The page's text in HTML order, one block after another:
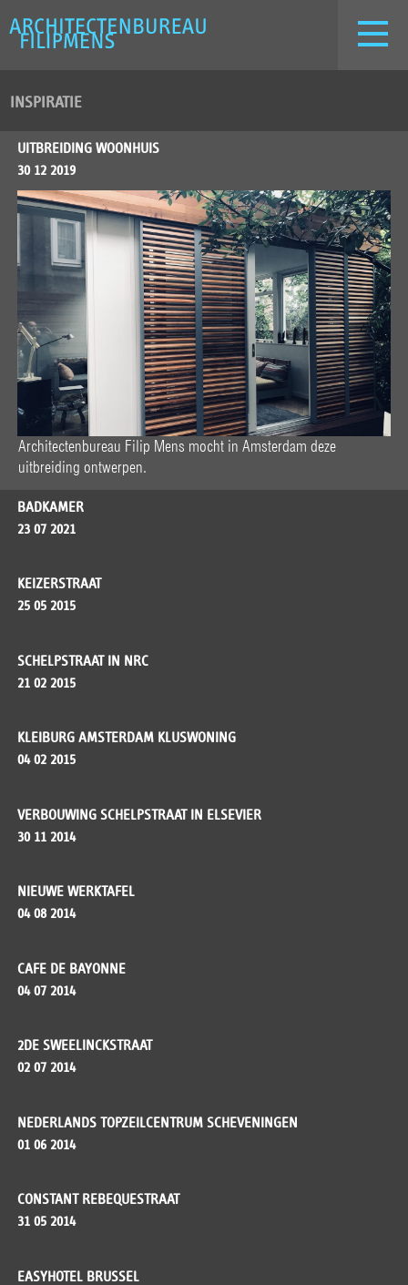
INSPIRATIE
UITBREIDING WOONHUIS
30 12 2019
Architectenbureau Filip Mens mocht in Amsterdam deze
uitbreiding ontwerpen.
BADKAMER
23 07 2021
KEIZERSTRAAT
25 05 2015
SCHELPSTRAAT IN NRC
21 02 2015
KLEIBURG AMSTERDAM KLUSWONING
04 02 2015
VERBOUWING SCHELPSTRAAT IN ELSEVIER
30 11 2014
NIEUWE WERKTAFEL
04 08 2014
CAFE DE BAYONNE
04 07 2014
2DE SWEELINCKSTRAAT
02 07 2014
NEDERLANDS TOPZEILCENTRUM SCHEVENINGEN
01 06 2014
CONSTANT REBEQUESTRAAT
31 05 2014
EASYHOTEL BRUSSEL